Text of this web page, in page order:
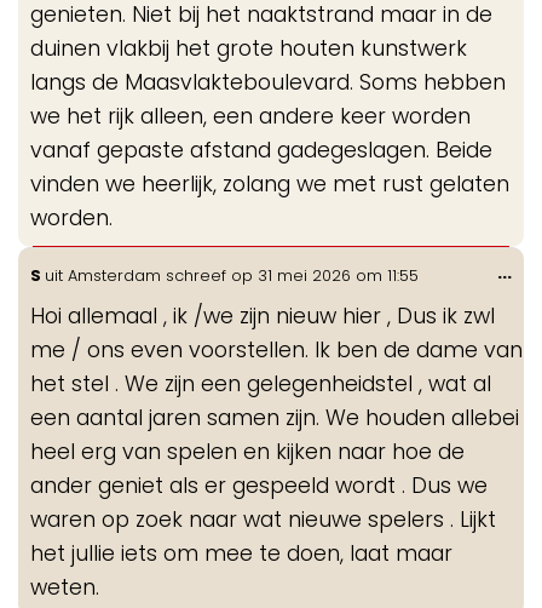
genieten. Niet bij het naaktstrand maar in de
duinen vlakbij het grote houten kunstwerk
langs de Maasvlakteboulevard. Soms hebben
we het rijk alleen, een andere keer worden
vanaf gepaste afstand gadegeslagen. Beide
vinden we heerlijk, zolang we met rust gelaten
worden.
S uit Amsterdam schreef op 31 mei 2026 om 11:55
Hoi allemaal , ik /we zijn nieuw hier , Dus ik zwl
me / ons even voorstellen. Ik ben de dame van
het stel . We zijn een gelegenheidstel , wat al
een aantal jaren samen zijn. We houden allebei
heel erg van spelen en kijken naar hoe de
ander geniet als er gespeeld wordt . Dus we
waren op zoek naar wat nieuwe spelers . Lijkt
het jullie iets om mee te doen, laat maar
weten.
...